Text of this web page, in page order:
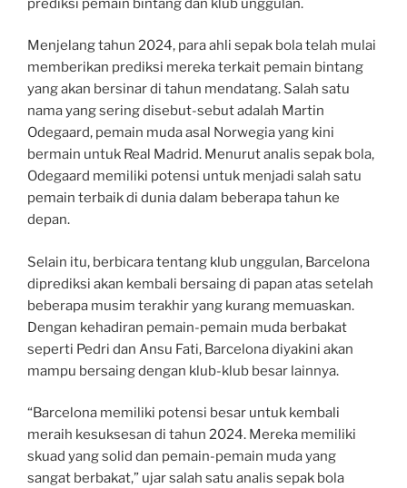
prediksi pemain bintang dan klub unggulan.
Menjelang tahun 2024, para ahli sepak bola telah mulai
memberikan prediksi mereka terkait pemain bintang
yang akan bersinar di tahun mendatang. Salah satu
nama yang sering disebut-sebut adalah Martin
Odegaard, pemain muda asal Norwegia yang kini
bermain untuk Real Madrid. Menurut analis sepak bola,
Odegaard memiliki potensi untuk menjadi salah satu
pemain terbaik di dunia dalam beberapa tahun ke
depan.
Selain itu, berbicara tentang klub unggulan, Barcelona
diprediksi akan kembali bersaing di papan atas setelah
beberapa musim terakhir yang kurang memuaskan.
Dengan kehadiran pemain-pemain muda berbakat
seperti Pedri dan Ansu Fati, Barcelona diyakini akan
mampu bersaing dengan klub-klub besar lainnya.
“Barcelona memiliki potensi besar untuk kembali
meraih kesuksesan di tahun 2024. Mereka memiliki
skuad yang solid dan pemain-pemain muda yang
sangat berbakat,” ujar salah satu analis sepak bola